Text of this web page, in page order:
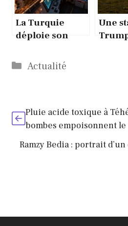
La Turquie
déploie son
Méditerranée
Une
Catégories
Actualité
Pluie acide toxique à
bombes empoisonnent
Ramzy Bedia : portrait